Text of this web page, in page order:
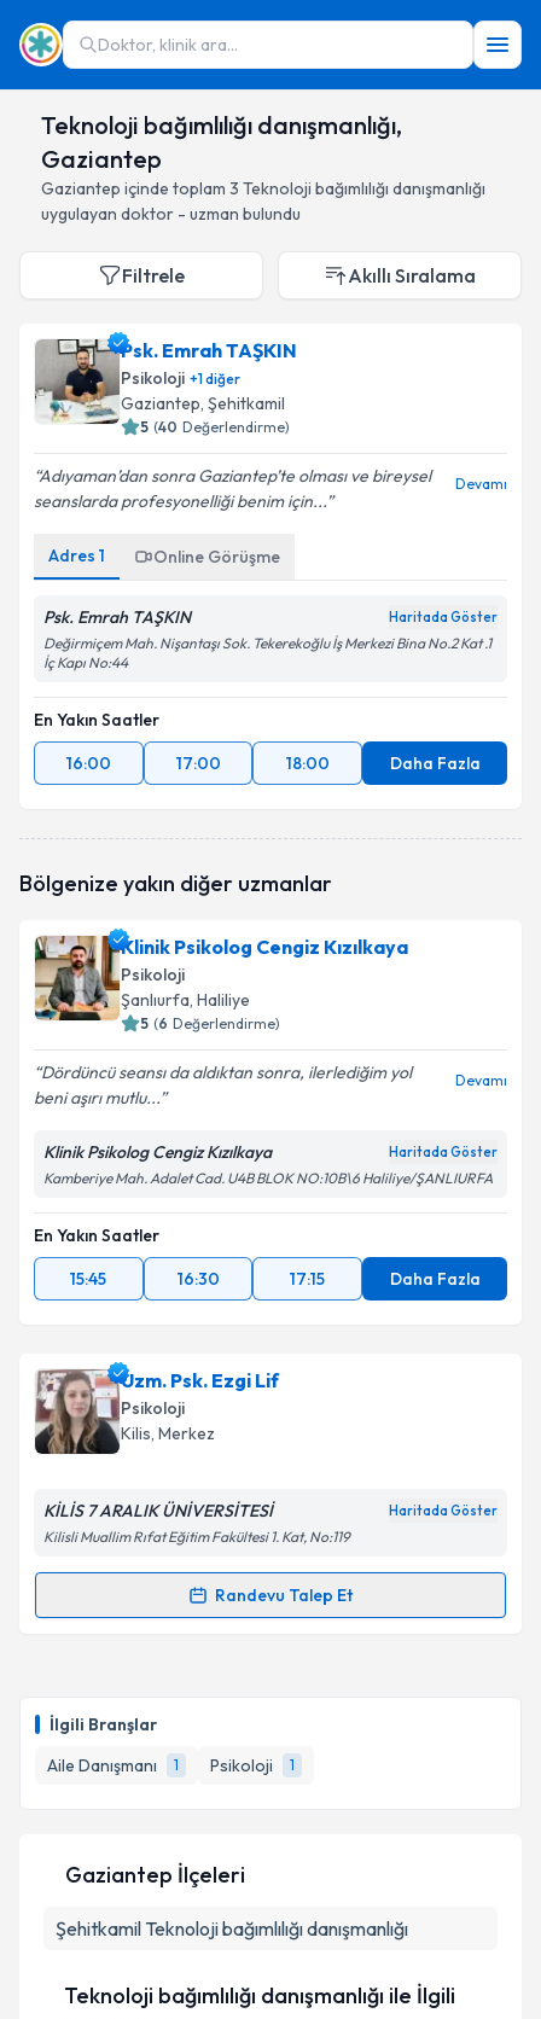
Doktor, klinik ara...
Teknoloji bağımlılığı danışmanlığı,
Gaziantep
Gaziantep içinde toplam 3 Teknoloji bağımlılığı danışmanlığı
uygulayan doktor - uzman bulundu
İlgili Branşlar
Aile Danışmanı
1 Psikoloji 1
Filtrele Akıllı Sıralama
Psk. Emrah TAŞKIN
Psikoloji +1diğer
Gaziantep, Şehitkamil
5 (40 Değerlendirme)
Adıyaman’dan sonra Gaziantep’te olması ve bireysel
seanslarda profesyonelliği benim için...
Devamı
Adres 1 Online Görüşme
Psk. Emrah TAŞKIN Haritada Göster
Değirmiçem Mah. Nişantaşı Sok. Tekerekoğlu İş Merkezi Bina No.2 Kat .1
İç Kapı No:44
En Yakın Saatler
16:00
17:00 18:00 Daha Fazla
Bölgenize yakın diğer uzmanlar
Klinik Psikolog Cengiz Kızılkaya
Psikoloji
Şanlıurfa, Haliliye
5 (6 Değerlendirme)
Dördüncü seansı da aldıktan sonra, ilerlediğim yol
beni aşırı mutlu...
Devamı
Klinik Psikolog Cengiz Kızılkaya Haritada Göster
Kamberiye Mah. Adalet Cad. U4B BLOK NO:10B\6 Haliliye/ŞANLIURFA
En Yakın Saatler
15:45
16:30 17:15 Daha Fazla
Uzm. Psk. Ezgi Lif
Psikoloji
Kilis, Merkez
KİLİS 7 ARALIK ÜNİVERSİTESİ Haritada Göster
Kilisli Muallim Rıfat Eğitim Fakültesi 1. Kat, No:119
Randevu Talep Et
Randevu Takvimi Talebi
takvim hazırlandığında e-posta ile bilgilendireceğiz.
E-posta Adresiniz
Metni'ni okudum ve kişisel verilerimin belirtilen
Gaziantep İlçeleri
Şehitkamil Teknoloji bağımlılığı danışmanlığı
Teknoloji bağımlılığı danışmanlığı ile İlgili